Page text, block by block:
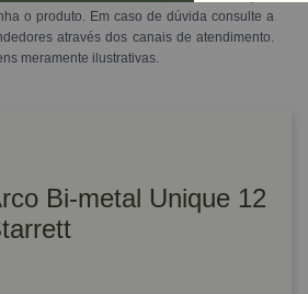
o produto. Em caso de dúvida consulte a
através dos canais de atendimento.
meramente ilustrativas.
Bi-metal Unique 12